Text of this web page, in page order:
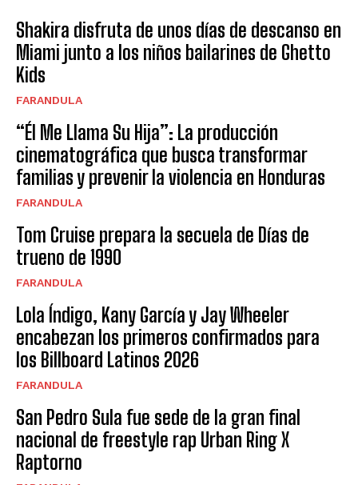
Shakira disfruta de unos días de descanso en
Miami junto a los niños bailarines de Ghetto
Kids
FARANDULA
“Él Me Llama Su Hija”: La producción
cinematográfica que busca transformar
familias y prevenir la violencia en Honduras
FARANDULA
Tom Cruise prepara la secuela de Días de
trueno de 1990
FARANDULA
Lola Índigo, Kany García y Jay Wheeler
encabezan los primeros confirmados para
los Billboard Latinos 2026
FARANDULA
San Pedro Sula fue sede de la gran final
nacional de freestyle rap Urban Ring X
Raptorno